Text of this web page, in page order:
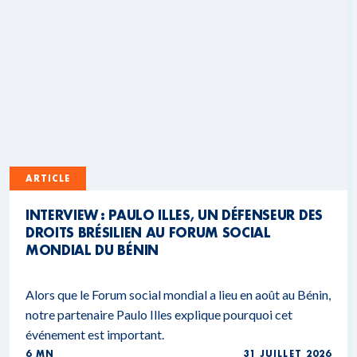
ARTICLE
INTERVIEW : PAULO ILLES, UN DÉFENSEUR DES
DROITS BRÉSILIEN AU FORUM SOCIAL
MONDIAL DU BÉNIN
Alors que le Forum social mondial a lieu en août au Bénin,
notre partenaire Paulo Illes explique pourquoi cet
événement est important.
6 MN 31 JUILLET 2026